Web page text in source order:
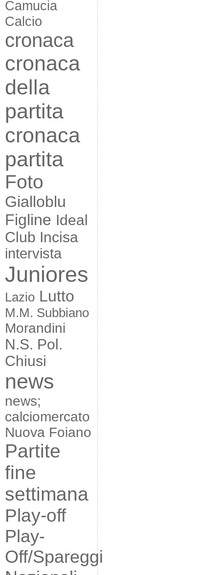
Camucia
Calcio
cronaca
cronaca
della
partita
cronaca
partita
Foto
Gialloblu
Figline Ideal
Club Incisa
intervista
Juniores
Lazio Lutto
M.M. Subbiano
Morandini
N.S. Pol.
Chiusi
news
news;
calciomercato
Nuova Foiano
Partite
fine
settimana
Play-off
Play-
Off/Spareggi